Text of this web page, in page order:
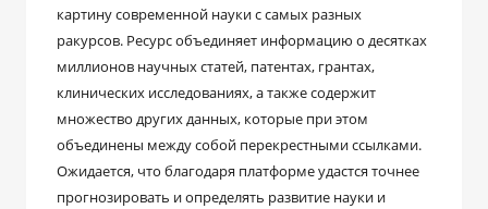
картину современной науки с самых разных
ракурсов. Ресурс объединяет информацию о десятках
миллионов научных статей, патентах, грантах,
клинических исследованиях, а также содержит
множество других данных, которые при этом
объединены между собой перекрестными ссылками.
Ожидается, что благодаря платформе удастся точнее
прогнозировать и определять развитие науки и